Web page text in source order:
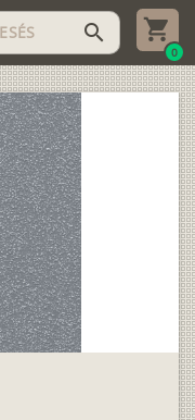
search
0